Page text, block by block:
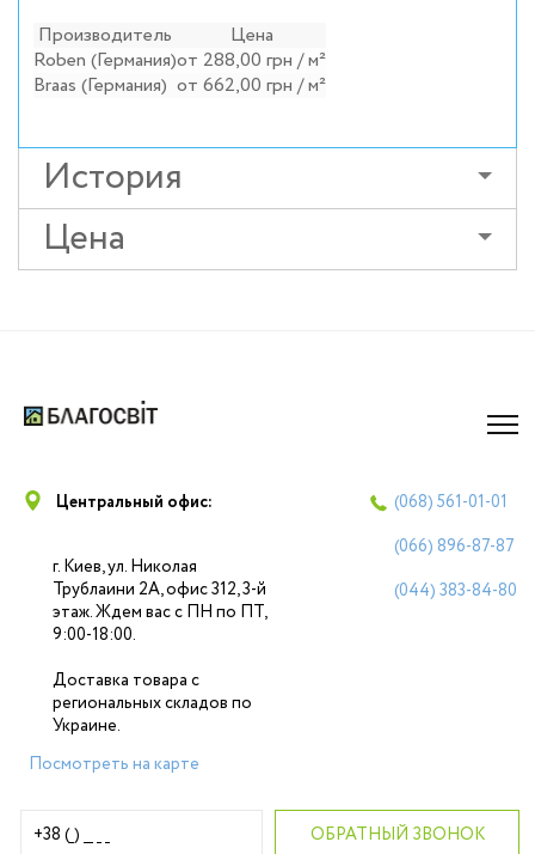
Производитель
Цена
Roben (Германия)от 288,00 грн / м²
Braas (Германия) от 662,00 грн / м²
История
Цена
Центральный офис:
г. Киев, ул. Николая
Трублаини 2А, офис 312, 3-й
этаж. Ждем вас с ПН по ПТ,
9:00-18:00.
Доставка товара с
региональных складов по
Украине.
Посмотреть на карте
(068) 561-01-01
(066) 896-87-87
(044) 383-84-80